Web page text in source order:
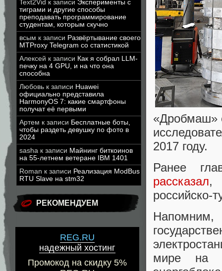
Text2Vid к записи Эксперименты с
тиграми и другие способы
преподавать программирование
студентам, которым скучно
всым к записи Развёртывание своего
MTProxy Telegram со статистикой
Алексей к записи Как я собрал LLM-
печку на 4 GPU, и на что она
способна
Любовь к записи Huawei
официально представила
HarmonyOS 7: какие смартфоны
получат её первыми
Артем к записи Бесплатные боты,
чтобы раздеть девушку по фото в
2024
sasha к записи Майнинг биткоинов
на 55-летнем ветеране IBM 1401
Roman к записи Реализация ModBus
RTU Slave на stm32
РЕКОМЕНДУЕМ
REG.RU
надежный хостинг
Промокод на скидку 5%
«Дробмаш»
2017 году.
Ранее
рассказал,
российско-
мире на